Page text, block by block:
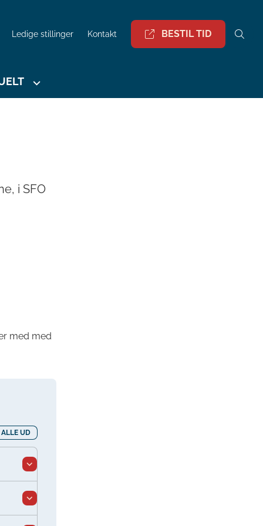
Ledige stillinger Kontakt BESTIL TID
i SFO
med med
UD